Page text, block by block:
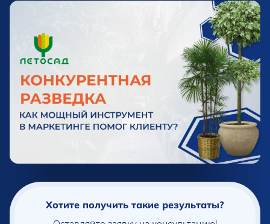
Хотите получить такие результаты?